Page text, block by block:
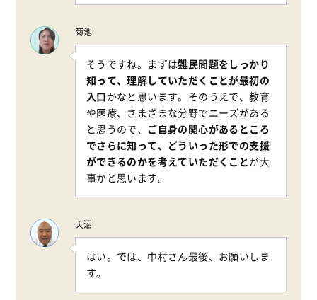
菊池
そうですね。まずは難民問題をしっかり
知って、理解していただくことが最初の
入口かなと思います。そのうえで、教育
や医療、さまざまな分野でニーズがある
と思うので、 ご自身の関心があるところ
でさらに知って、どういった形での支援
ができるのかを考えていただくことが大
事かと思います。
天沼
はい。では、中村さん最後、お願いしま
す。